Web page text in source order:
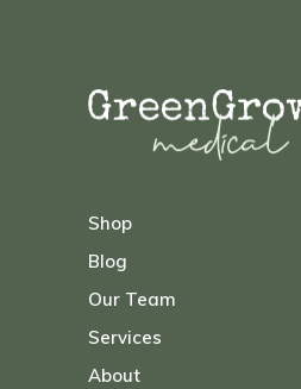
Shop
Blog
Our Team
Services
About